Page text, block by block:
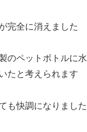
完全に消えました
のペットボトルに水
たと考えられます
も快調になりました